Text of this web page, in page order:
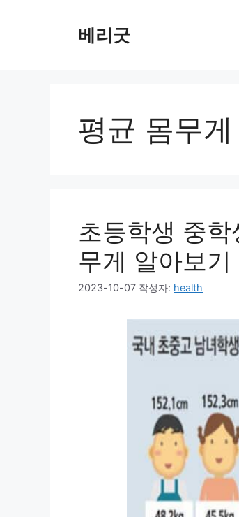
베리굿
평균 몸무게
초등학생 중
무게 알아보기
2023-10-07 작성자: health